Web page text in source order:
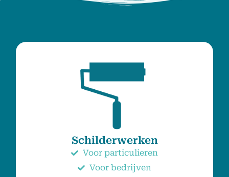
Schilderwerken
Voor particulieren
Voor bedrijven